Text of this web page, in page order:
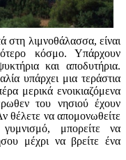
στη λιμνοθάλασσα, είναι
κόσμο. Υπάρχουν
και αποδυτήρια.
υπάρχει μια τεράστια
μερικά ενοικιαζόμενα
του νησιού έχουν
θέλετε να απομονωθείτε
μπορείτε να
μέχρι να βρείτε ένα